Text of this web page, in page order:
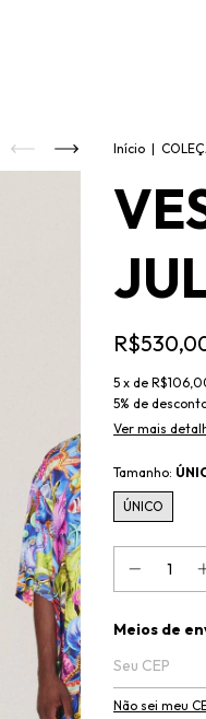
Início |
5 x de
5% de
Ver mais
Tamanho:
ÚNICO
Entregas para o
Meios de
Não sei meu